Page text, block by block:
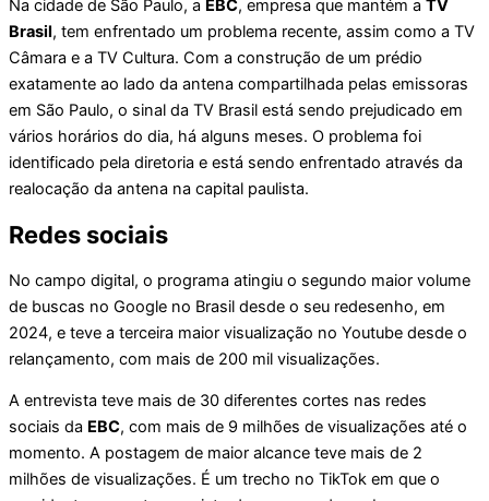
Na cidade de São Paulo, a EBC, empresa que mantém a TV
Brasil, tem enfrentado um problema recente, assim como a TV
Câmara e a TV Cultura. Com a construção de um prédio
exatamente ao lado da antena compartilhada pelas emissoras
em São Paulo, o sinal da TV Brasil está sendo prejudicado em
vários horários do dia, há alguns meses. O problema foi
identificado pela diretoria e está sendo enfrentado através da
realocação da antena na capital paulista.
Redes sociais
No campo digital, o programa atingiu o segundo maior volume
de buscas no Google no Brasil desde o seu redesenho, em
2024, e teve a terceira maior visualização no Youtube desde o
relançamento, com mais de 200 mil visualizações.
A entrevista teve mais de 30 diferentes cortes nas redes
sociais da EBC, com mais de 9 milhões de visualizações até o
momento. A postagem de maior alcance teve mais de 2
milhões de visualizações. É um trecho no TikTok em que o